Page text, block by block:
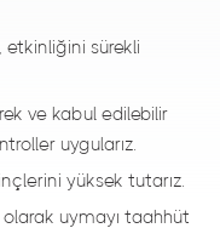
etkinliğini sürekli
ve kabul edilebilir
uygularız.
yüksek tutarız.
uymayı taahhüt